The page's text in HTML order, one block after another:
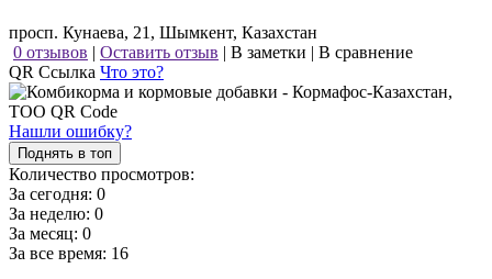
просп. Кунаева, 21, Шымкент, Казахстан
0 отзывов | Оставить отзыв | В заметки | В сравнение
QR Ссылка Что это?
Нашли ошибку?
Поднять в топ
Количество просмотров:
За сегодня: 0
За неделю: 0
За месяц: 0
За все время: 16